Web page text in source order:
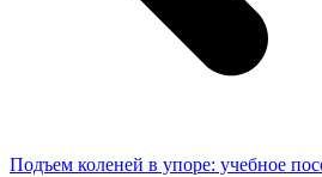
Подъем коленей в упоре: учебное